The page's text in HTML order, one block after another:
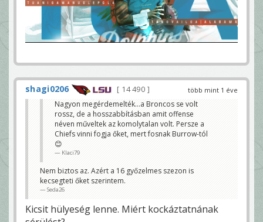
több mint 1 éve
shagi0206
14 490
Nagyon megérdemelték...a Broncos se volt
rossz, de a hosszabbításban amit offense
néven műveltek az komolytalan volt. Persze a
Chiefs vinni fogja őket, mert fosnak Burrow-tól
😊
Klaci79
Nem biztos az. Azért a 16 győzelmes szezon is
kecsegteti őket szerintem.
Seda26
Kicsit hülyeség lenne. Miért kockáztatnának